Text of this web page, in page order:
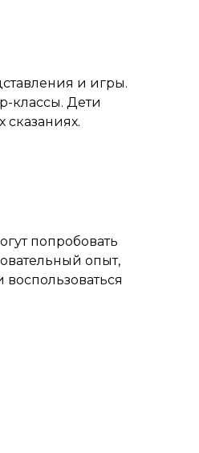
и игры.
классы. Дети
сказаниях.
попробовать
опыт,